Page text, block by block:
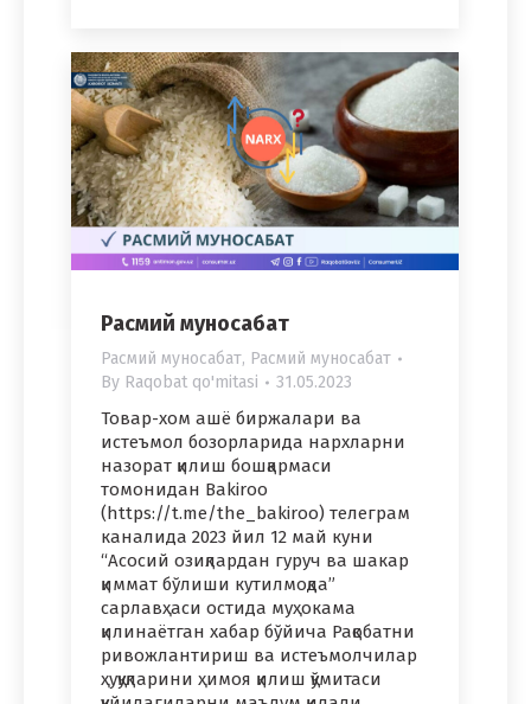
Расмий муносабат
Расмий муносабат, Расмий муносабат
By Raqobat qo'mitasi 31.05.2023
Товар-хом ашё биржалари ва
истеъмол бозорларида нархларни
назорат қилиш бошқармаси
томонидан Bakiroo
(https://t.me/the_bakiroo) телеграм
каналида 2023 йил 12 май куни
“Асосий озиқлардан гуруч ва шакар
қиммат бўлиши кутилмоқда”
сарлавҳаси остида муҳокама
қилинаётган хабар бўйича Рақобатни
ривожлантириш ва истеъмолчилар
ҳуқуқларини ҳимоя қилиш қўмитаси